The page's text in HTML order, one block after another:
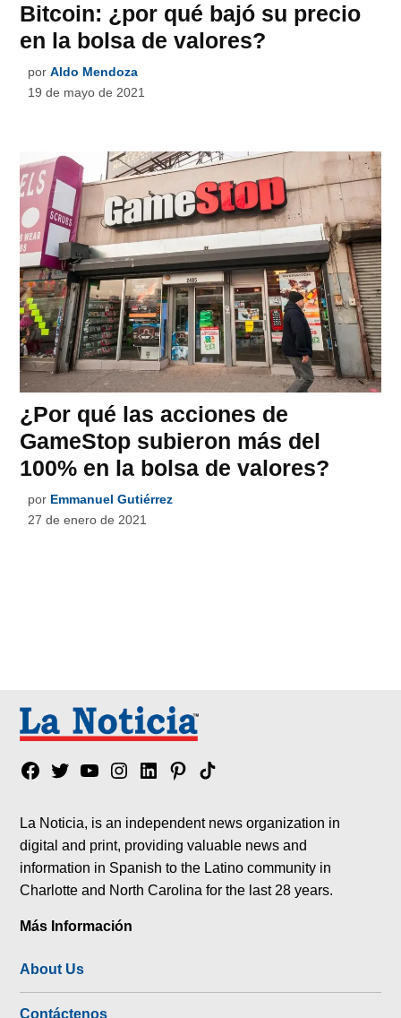
Bitcoin: ¿por qué bajó su precio
en la bolsa de valores?
por Aldo Mendoza
19 de mayo de 2021
¿Por qué las acciones de
GameStop subieron más del
100% en la bolsa de valores?
por Emmanuel Gutiérrez
27 de enero de 2021
Facebook
TwitterYouTubeInstagram
LinkedinPinterest
Tik
La Noticia, is an independent news organization in
digital and print, providing valuable news and
information in Spanish to the Latino community in
Charlotte and North Carolina for the last 28 years.
Más Información
About Us
Contáctenos